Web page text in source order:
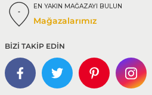
EN YAKIN MAĞAZAYI BULUN
Mağazalarımız
BİZİ TAKİP EDİN